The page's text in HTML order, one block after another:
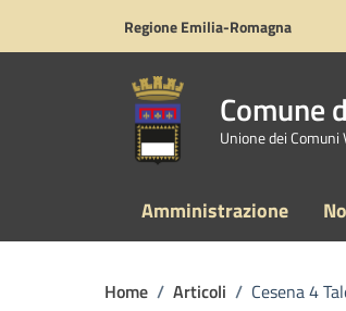
Regione Emilia-Romagna
Comune
Unione dei Comuni
Amministrazione
Home / Articoli / Cesena 4